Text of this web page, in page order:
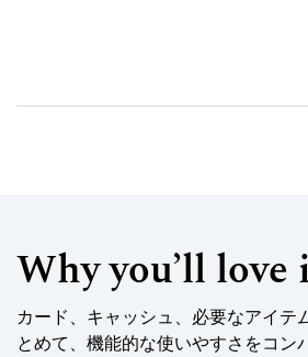
Why you’ll love
カード、キャッシュ、必要なアイテ
とめて、機能的な使いやすさをコン